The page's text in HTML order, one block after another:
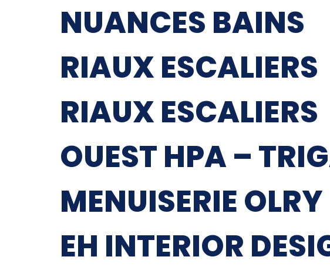
NUANCES BAINS
RIAUX ESCALIERS
RIAUX ESCALIERS
OUEST HPA –
MENUISERIE OLRY
EH INTERIOR